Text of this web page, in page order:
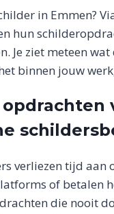
in Emmen?
hun
Je ziet meteen
binnen jouw
verliezen tijd aan
of betalen
die nooit